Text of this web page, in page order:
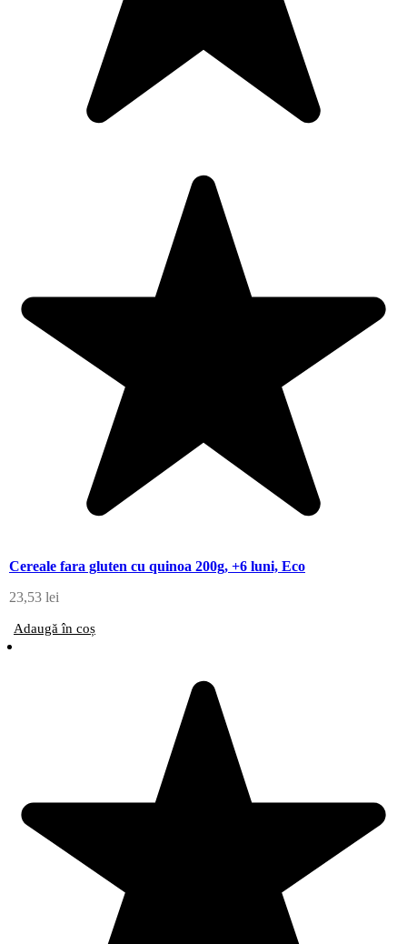
Cereale fara gluten cu quinoa 200g, +6 luni, Eco
23,53 lei
Adaugă în coș